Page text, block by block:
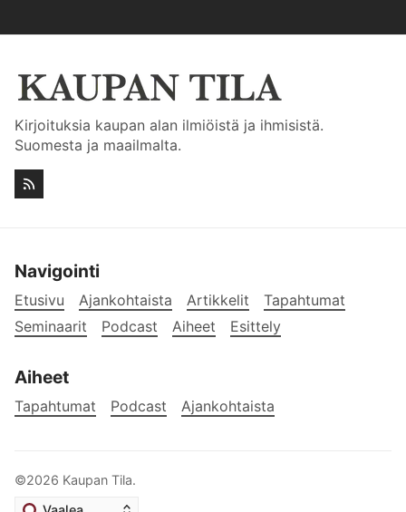
Kirjoituksia kaupan alan ilmiöistä ja ihmisistä.
Suomesta ja maailmalta.
Navigointi
Etusivu Ajankohtaista Artikkelit
Tapahtumat
Seminaarit
Podcast Aiheet Esittely
Aiheet
Tapahtumat Podcast Ajankohtaista
©2026 Kaupan Tila.